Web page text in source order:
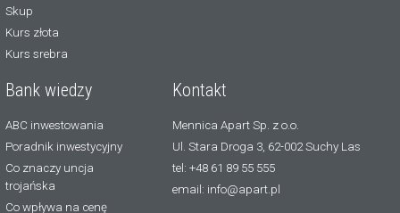
Skup
Kurs złota
Kurs srebra
Bank wiedzy
ABC inwestowania
Poradnik inwestycyjny
Co znaczy uncja
trojańska
Co wpływa na cenę
Kontakt
Mennica Apart Sp. z o.o.
Ul. Stara Droga 3, 62-002 Suchy Las
tel: +48 61 89 55 555
email: info@apart.pl